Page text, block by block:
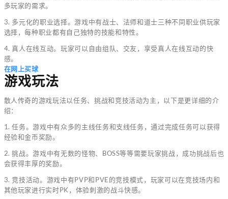
多玩家的需求。
3. 多元化的职业选择。游戏中有战士、法师和道士三种不同职业供玩家
选择，每种职业都有自己独特的技能和特性。
4. 真人在线互动。玩家可以自由组队、交友，享受真人在线互动的快
感。
在网上买球
游戏玩法
散人传奇的游戏玩法以任务、挑战和竞技活动为主，以下是更详细的介
绍：
1. 任务。游戏中有众多的主线任务和支线任务，通过完成任务可以获得
经验和金币奖励。
2. 挑战。游戏中有无数的怪物、BOSS等等需要玩家挑战，成功挑战后也
会获得丰厚的奖励。
3. 竞技活动。游戏中有PVP和PVE的竞技模式，玩家可以在竞技场内和
其他玩家进行实时PK，体验刺激的战斗快感。